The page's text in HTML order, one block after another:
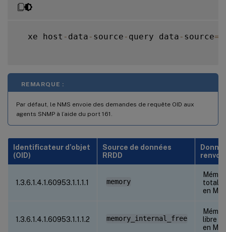
  xe host
- data - source - query data - source=
REMARQUE :
Par défaut, le NMS envoie des demandes de requête OID aux
agents SNMP à l’aide du port 161.
Identificateur d’objet
(OID)
Source de données
RRDD
1.3.6.1.4.1.60953.1.1.1.1 memory
totale
en Mo
1.3.6.1.4.1.60953.1.1.1.2 memory_internal_free
libre
en Mo